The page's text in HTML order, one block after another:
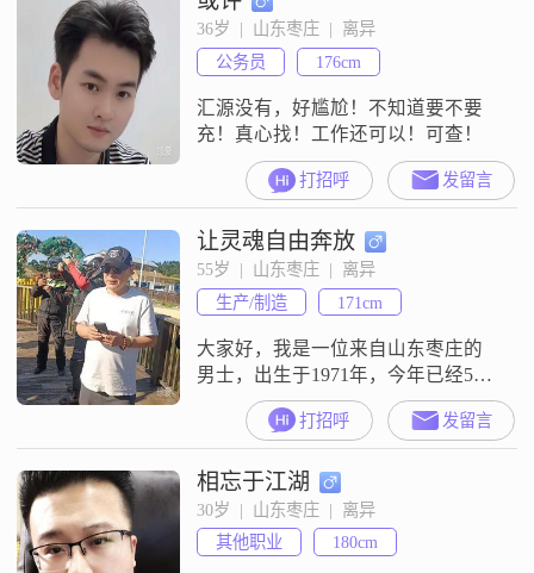
36岁  |  山东枣庄  |  离异
公务员
176cm
汇源没有，好尴尬！不知道要不要
充！真心找！工作还可以！可查！
打招呼 发留言
让灵魂自由奔放
55岁  |  山东枣庄  |  离异
生产/制造
171cm
大家好，我是一位来自山东枣庄的
男士，出生于1971年，今年已经55
岁了。我的身高是171厘米，虽然不
算特别高大，但我觉得健康和能力
才是最重要的。目前，我的月收入
在3001到5000元之间，虽然不算富
裕，但也能满足基本的生活需求。
我大专毕业，学历不算高，但我一
直在努力提升自己，学习新知识，
打招呼 发留言
相忘于江湖
30岁  |  山东枣庄  |  离异
其他职业
180cm